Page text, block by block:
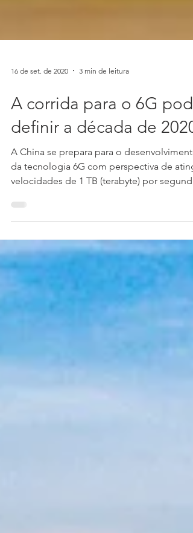
3 min de leitura
A corrida para o 6G pode
definir a década de 2020.
da tecnologia 6G com perspectiva de
velocidades de 1 TB (terabyte) por
Seria o...